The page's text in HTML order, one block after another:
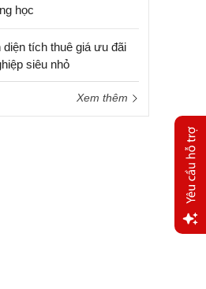
học
tích thuê giá ưu đãi
siêu nhỏ
Xem thêm